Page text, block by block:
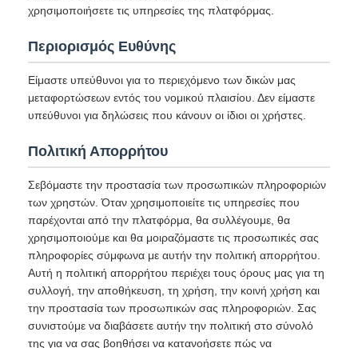
χρησιμοποιήσετε τις υπηρεσίες της πλατφόρμας.
Περιορισμός Ευθύνης
Είμαστε υπεύθυνοι για το περιεχόμενο των δικών μας
μεταφορτώσεων εντός του νομικού πλαισίου. Δεν είμαστε
υπεύθυνοι για δηλώσεις που κάνουν οι ίδιοι οι χρήστες.
Πολιτική Απορρήτου
Σεβόμαστε την προστασία των προσωπικών πληροφοριών
των χρηστών. Όταν χρησιμοποιείτε τις υπηρεσίες που
παρέχονται από την πλατφόρμα, θα συλλέγουμε, θα
χρησιμοποιούμε και θα μοιραζόμαστε τις προσωπικές σας
πληροφορίες σύμφωνα με αυτήν την πολιτική απορρήτου.
Αυτή η πολιτική απορρήτου περιέχει τους όρους μας για τη
συλλογή, την αποθήκευση, τη χρήση, την κοινή χρήση και
την προστασία των προσωπικών σας πληροφοριών. Σας
συνιστούμε να διαβάσετε αυτήν την πολιτική στο σύνολό
της για να σας βοηθήσει να κατανοήσετε πώς να